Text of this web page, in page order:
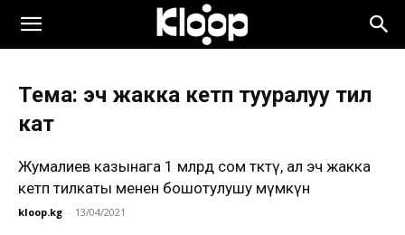
Тема: эч жакка кетпөө тууралуу тил
кат
Жумалиев казынага 1 млрд сом төктү, ал эч жакка
кетпөө тилкаты менен бошотулушу мүмкүн
kloop.kg - 13/04/2021